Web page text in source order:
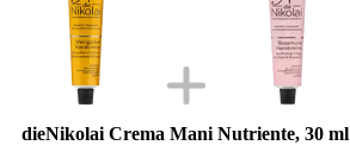
dieNikolai Crema Mani Nutriente, 30 ml